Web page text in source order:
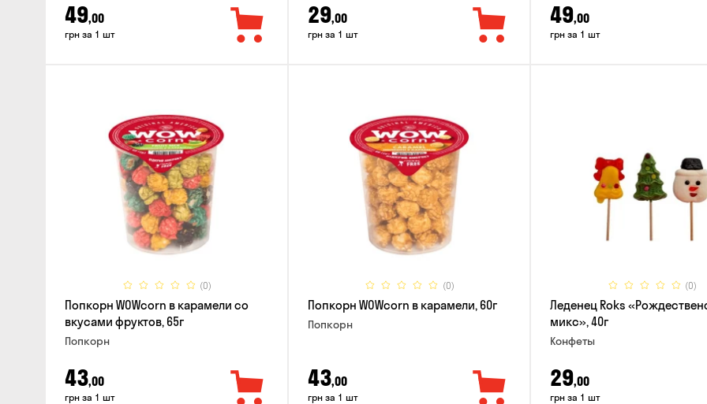
49,00
грн за 1 шт
29,00
грн за 1 шт
49,00
грн за 1 шт
(0)
Попкорн WOWcorn в карамели со
вкусами фруктов, 65г
Попкорн
43,00
грн за 1 шт
(0)
Попкорн WOWcorn в карамели, 60г
Попкорн
43,00
грн за 1 шт
(0)
Леденец Roks
микс», 40г
Конфеты
29,00
грн за 1 шт